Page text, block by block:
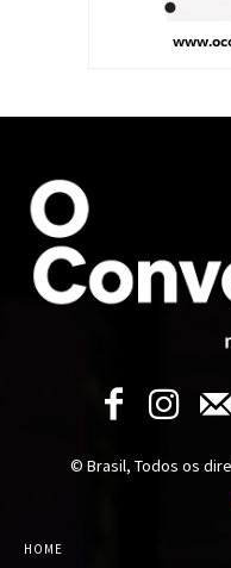
© Brasil, Todos os
HOME